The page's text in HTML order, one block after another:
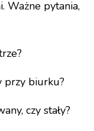
Ważne pytania,
przy biurku?
czy stały?